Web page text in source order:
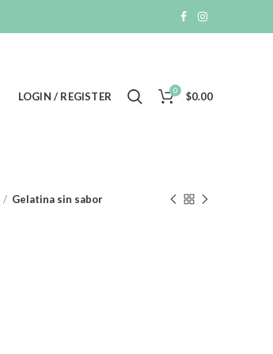
LOGIN / REGISTER 0 $0.00
Gelatina sin sabor